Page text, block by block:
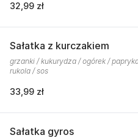
32,99 zł
Sałatka z kurczakiem
grzanki / kukurydza / ogórek /
rukola / sos
33,99 zł
Sałatka gyros